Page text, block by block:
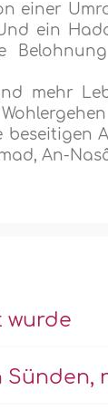
einer
ein
mehr
An-
wurde